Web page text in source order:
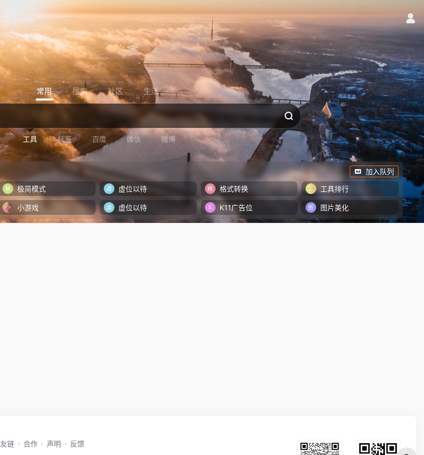
工具投稿
常用 搜索 社区 生活
工具 标签 百度 微信 微博
加入队列
极简模式 虚位以待 格式转换 工具排行
小游戏 虚位以待 K11广告位 图片美化
友链 合作 声明 反馈